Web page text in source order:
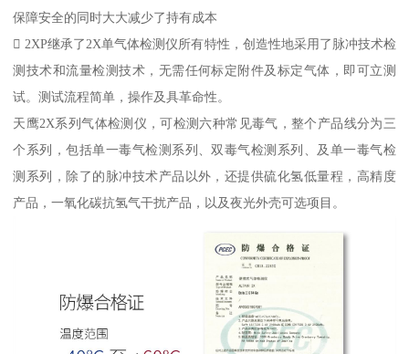
保障安全的同时大大减少了持有成本
 2XP继承了2X单气体检测仪所有特性，创造性地采用了脉冲技术检
测技术和流量检测技术，无需任何标定附件及标定气体，即可立测
试。测试流程简单，操作及具革命性。
天鹰2X系列气体检测仪，可检测六种常见毒气，整个产品线分为三
个系列，包括单一毒气检测系列、双毒气检测系列、及单一毒气检
测系列，除了的脉冲技术产品以外，还提供硫化氢低量程，高精度
产品，一氧化碳抗氢气干扰产品，以及夜光外壳可选项目。